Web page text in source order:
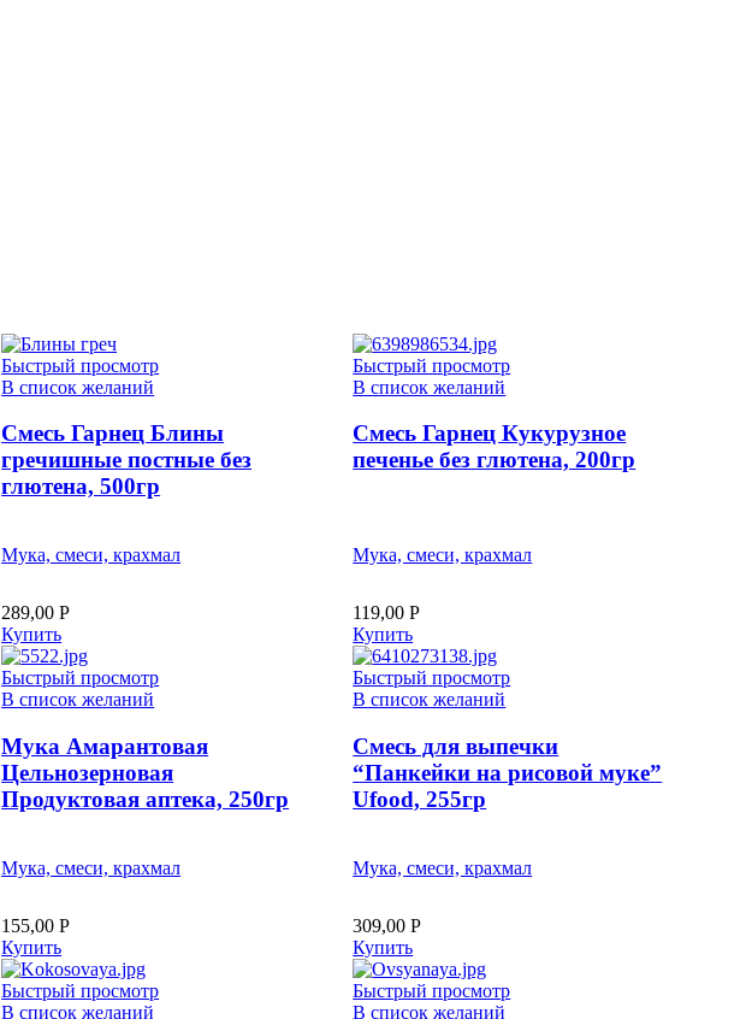
Быстрый просмотр
В список желаний
Смесь Гарнец Блины
гречишные постные без
глютена, 500гр
Мука, смеси, крахмал
289,00Р
Купить
Быстрый просмотр
В список желаний
Смесь Гарнец Кукурузное
печенье без глютена, 200гр
Мука, смеси, крахмал
119,00Р
Купить
Быстрый просмотр
В список желаний
Мука Амарантовая
Цельнозерновая
Продуктовая аптека, 250гр
Мука, смеси, крахмал
155,00Р
Купить
Быстрый просмотр
В список желаний
Смесь для выпечки
“Панкейки на рисовой муке”
Ufood, 255гр
Мука, смеси, крахмал
309,00Р
Купить
Быстрый просмотр
В список желаний
Быстрый просмотр
В список желаний